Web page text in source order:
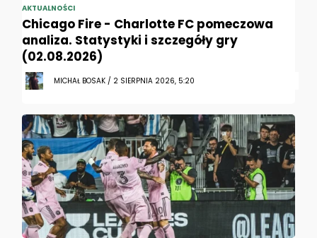
AKTUALNOŚCI
Chicago Fire - Charlotte FC pomeczowa
analiza. Statystyki i szczegóły gry
(02.08.2026)
MICHAŁ BOSAK / 2 SIERPNIA 2026, 5:20